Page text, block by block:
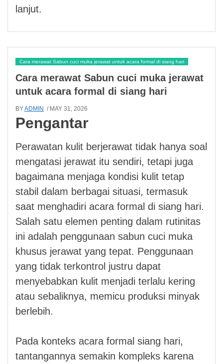
lanjut.
Cara merawat Sabun cuci muka jerawat untuk acara formal di siang hari
Cara merawat Sabun cuci muka jerawat
untuk acara formal di siang hari
BYADMIN / MAY 31, 2026
Pengantar
Perawatan kulit berjerawat tidak hanya soal
mengatasi jerawat itu sendiri, tetapi juga
bagaimana menjaga kondisi kulit tetap
stabil dalam berbagai situasi, termasuk
saat menghadiri acara formal di siang hari.
Salah satu elemen penting dalam rutinitas
ini adalah penggunaan sabun cuci muka
khusus jerawat yang tepat. Penggunaan
yang tidak terkontrol justru dapat
menyebabkan kulit menjadi terlalu kering
atau sebaliknya, memicu produksi minyak
berlebih.
Pada konteks acara formal siang hari,
tantangannya semakin kompleks karena